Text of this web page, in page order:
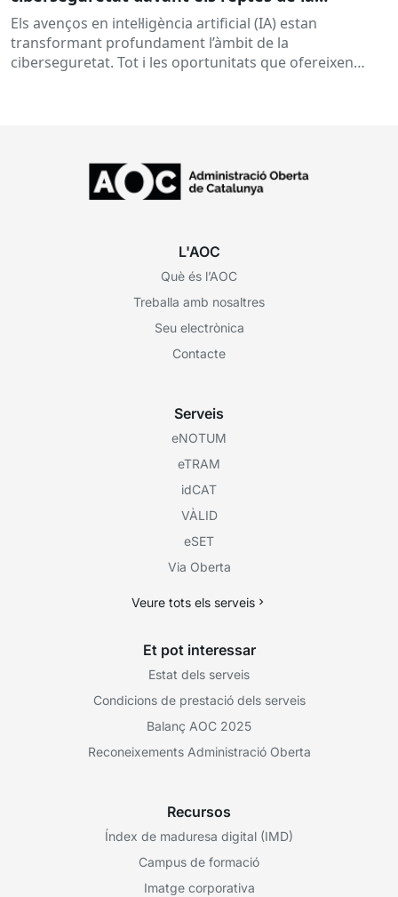
intel·ligència artificial
Els avenços en intel·ligència artificial (IA) estan
transformant profundament l’àmbit de la
ciberseguretat. Tot i les oportunitats que ofereixen
L'AOC
Què és l’AOC
Treballa amb nosaltres
Seu electrònica
Contacte
Serveis
eNOTUM
eTRAM
idCAT
VÀLID
eSET
Via Oberta
Veure tots els serveis
Et pot interessar
Estat dels serveis
Condicions de prestació dels serveis
Balanç AOC 2025
Reconeixements Administració Oberta
Recursos
Índex de maduresa digital (IMD)
Campus de formació
Imatge corporativa